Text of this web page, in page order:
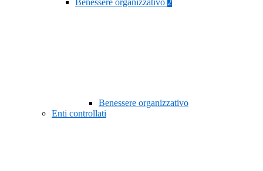
Benessere organizzativo 2
Benessere organizzativo
Enti controllati